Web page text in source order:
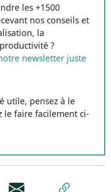
les +1500
nos conseils et
la
?
newsletter juste
utile, pensez à le
le faire facilement ci-